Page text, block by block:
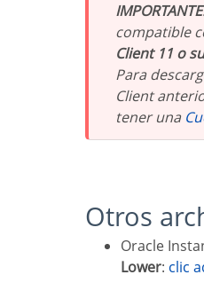
compatible
Client 11 o
Para
Client
tener una
Otros
Oracle
Lower: clic